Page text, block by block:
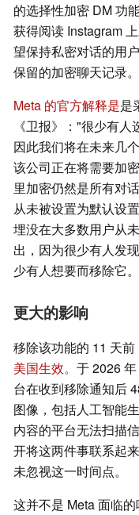
的选择性加密 DM 功
获得阅读 Instagram
望保持私密对话的用
保留的加密聊天记录。
Meta 的官方解释是是
《卫报》："很少有
因此我们将在未来几
该公司正在将需要加
里加密仍然是所有对
从未被设置为默认设
埋没在大多数用户从
出，因为很少有人发
少有人想要而移除它。
更大的影响
移除该功能的 11 天前
美国生效。 于 2026
台在收到移除通知后
图像，包括人工智能
内容的平台无法扫描
开将这两件事联系起
未忽视这一时间点。
这并不是 Meta 面临